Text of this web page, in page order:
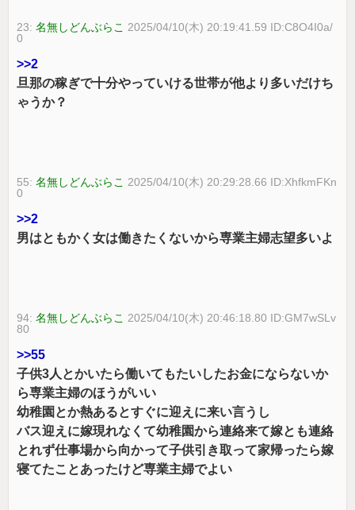
23:名無しどんぶらこ 2025/04/10(木) 20:19:41.59 ID:C8O4I0a/
0
>>2
旦那の稼ぎで十分やっていける世帯が他より多いだけち
ゃうか？
55:名無しどんぶらこ 2025/04/10(木) 20:29:28.66 ID:XhfkmFKn
0
>>2
男はともかく女は働きたくないから専業主婦志望多いよ
94:名無しどんぶらこ 2025/04/10(木) 20:46:18.80 ID:GM7wSLv
80
>>55
子供3人とかいたら働いてもたいしたお金にならないか
ら専業主婦のほうがいい
幼稚園とか熱あるとすぐに迎えに来い言うし
バス迎えに嫁現れなくて幼稚園から連絡来て嫁とも連絡
とれず仕事場から向かって子供引き取って家帰ったら嫁
寝てたことあったけど専業主婦でよい